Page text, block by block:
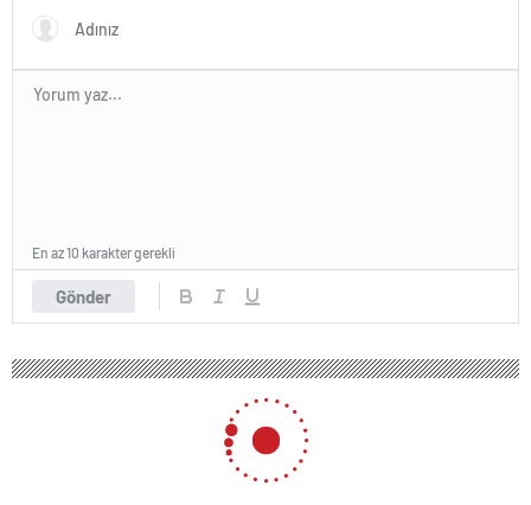
Gönder
En az 10 karakter gerekli